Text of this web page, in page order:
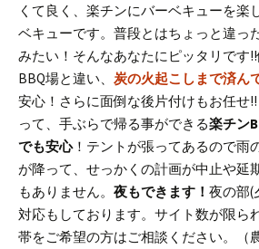
くて良く、楽チンにバーベキューを楽
ベキューです。 普段とはちょっと違っ
みたい！そんなあなたにピッタリです!!
BBQ場と違い、 炭の火起こしまで済ん
安心！ さらに面倒な後片付けもお任せ!!
って、手ぶらで帰る事ができる楽チン
でも安心！ テントが張ってあるので雨
が降って、せっかくの計画が中止や延
もありません。 夜もできます！ 夜の部(
対応もしております。 サイト数が限ら
帯をご希望の方はご相談ください。